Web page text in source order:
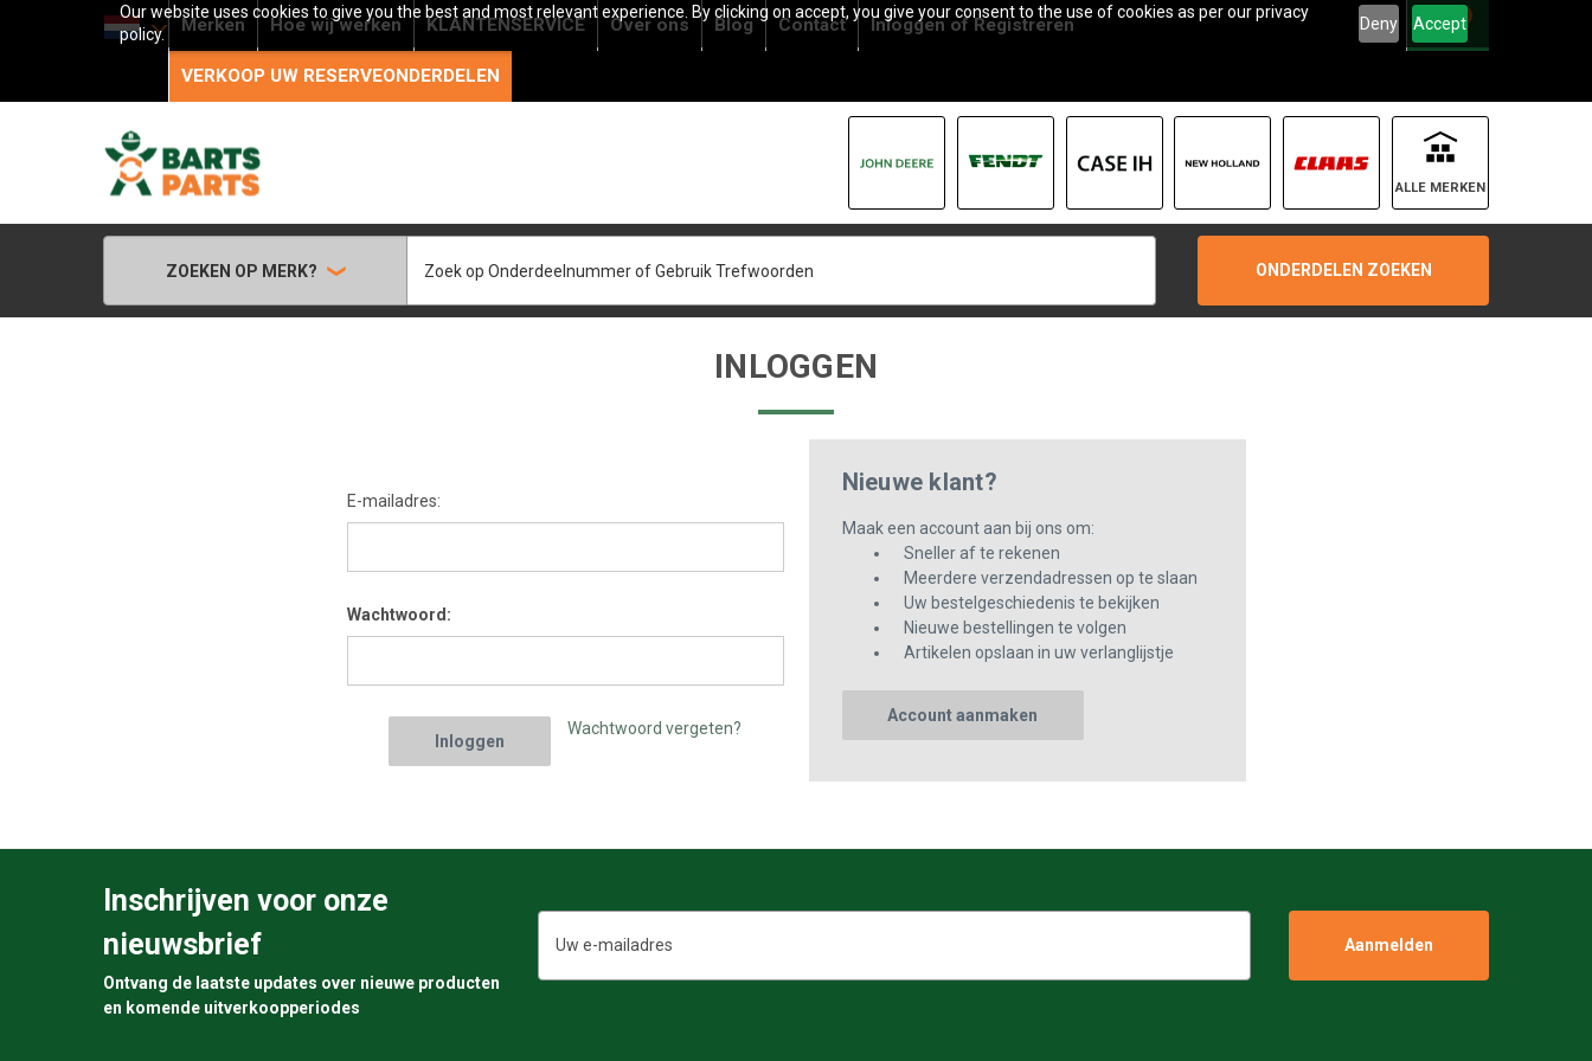
Our website uses cookies to give you the best and most relevant experience. By clicking on accept, you give your consent to the use of cookies as per our privacy
policy.
Deny Accept
Merken Hoe wij werken KLANTENSERVICE Over ons Blog Contact InloggenofRegistreren
VERKOOP UW RESERVEONDERDELEN
0
ALLE MERKEN
ZOEKEN OP MERK?
ONDERDELEN ZOEKEN
INLOGGEN
E-mailadres:
Wachtwoord:
Wachtwoord vergeten?
Nieuwe klant?
Maak een account aan bij ons om:
Sneller af te rekenen
Meerdere verzendadressen op te slaan
Uw bestelgeschiedenis te bekijken
Nieuwe bestellingen te volgen
Artikelen opslaan in uw verlanglijstje
Account aanmaken
Inschrijven voor onze
nieuwsbrief
Ontvang de laatste updates over nieuwe producten
en komende uitverkoopperiodes
mailadres